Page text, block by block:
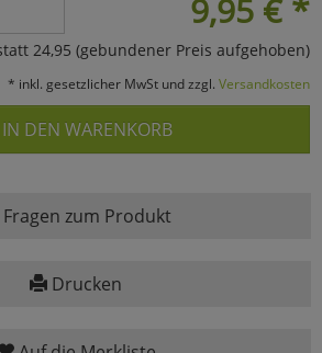
9,95 € *
24,95 (gebundener Preis aufgehoben)
* inkl. gesetzlicher MwSt und zzgl. Versandkosten
DEN WARENKORB
zum Produkt
Drucken
speichern
zurückzu Haupptseite